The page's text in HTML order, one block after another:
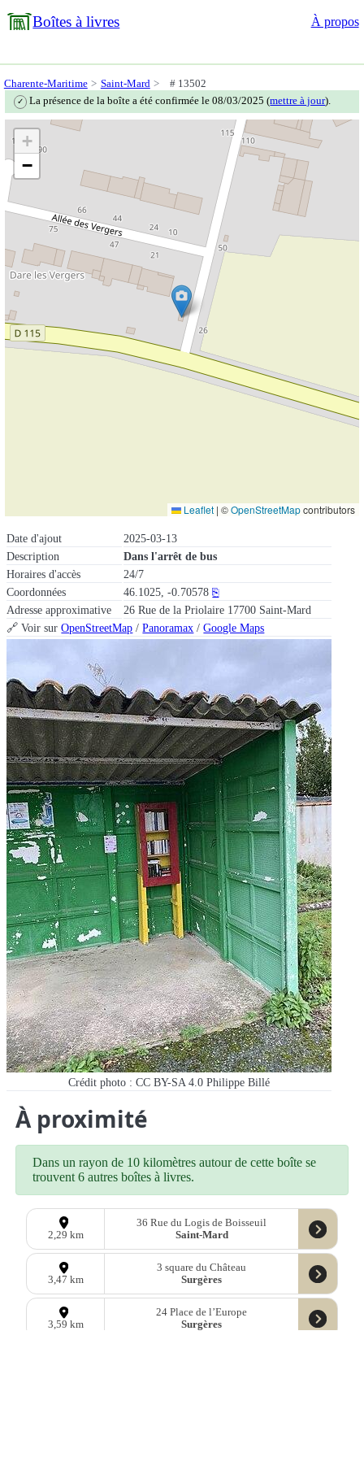
Boîtes à livres À propos
Charente-Maritime Saint-Mard # 13502
✓ La présence de la boîte a été confirmée le 08/03/2025 (mettre à jour).
Date d'ajout
2025-03-13
Description
Dans l'arrêt de bus
Horaires d'accès
24/7
Coordonnées
46.1025, -0.70578 ⎘
Adresse approximative
26 Rue de la Priolaire 17700 Saint-Mard
🔗 Voir surOpenStreetMap /Panoramax /Google Maps
Crédit photo : CC BY-SA 4.0 Philippe Billé
+
−
Leaflet | ©OpenStreetMapcontributors
À proximité
Dans un rayon de 10 kilomètres autour de cette boîte se
trouvent 6 autres boîtes à livres.
2,29 km
36 Rue du Logis de Boisseuil
Saint-Mard
3,47 km
3 square du Château
Surgères
3,59 km
24 Place de l’Europe
Surgères